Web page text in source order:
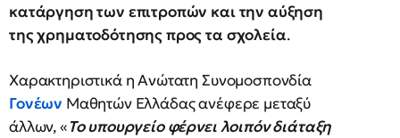
κατάργηση των επιτροπών και την αύξηση
της χρηματοδότησης προς τα σχολεία.
Χαρακτηριστικά η Ανώτατη Συνομοσπονδία
Γονέων Μαθητών Ελλάδας ανέφερε μεταξύ
άλλων, «Το υπουργείο φέρνει λοιπόν διάταξη